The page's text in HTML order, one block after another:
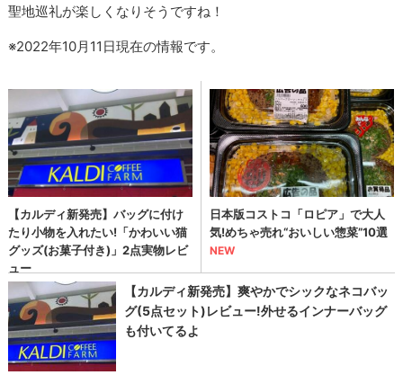
聖地巡礼が楽しくなりそうですね！
※2022年10月11日現在の情報です。